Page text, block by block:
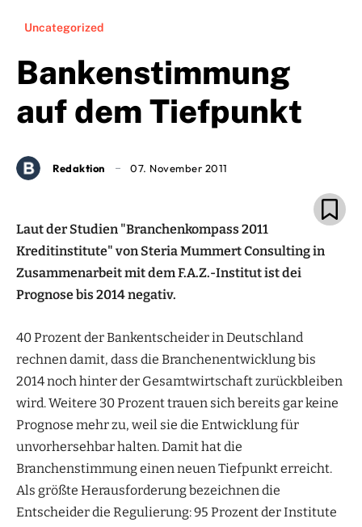
Uncategorized
Bankenstimmung
auf dem Tiefpunkt
Redaktion 07. November 2011
Laut der Studien "Branchenkompass 2011
Kreditinstitute" von Steria Mummert Consulting in
Zusammenarbeit mit dem F.A.Z.-Institut ist dei
Prognose bis 2014 negativ.
40 Prozent der Bankentscheider in Deutschland
rechnen damit, dass die Branchenentwicklung bis
2014 noch hinter der Gesamtwirtschaft zurückbleiben
wird. Weitere 30 Prozent trauen sich bereits gar keine
Prognose mehr zu, weil sie die Entwicklung für
unvorhersehbar halten. Damit hat die
Branchenstimmung einen neuen Tiefpunkt erreicht.
Als größte Herausforderung bezeichnen die
Entscheider die Regulierung: 95 Prozent der Institute